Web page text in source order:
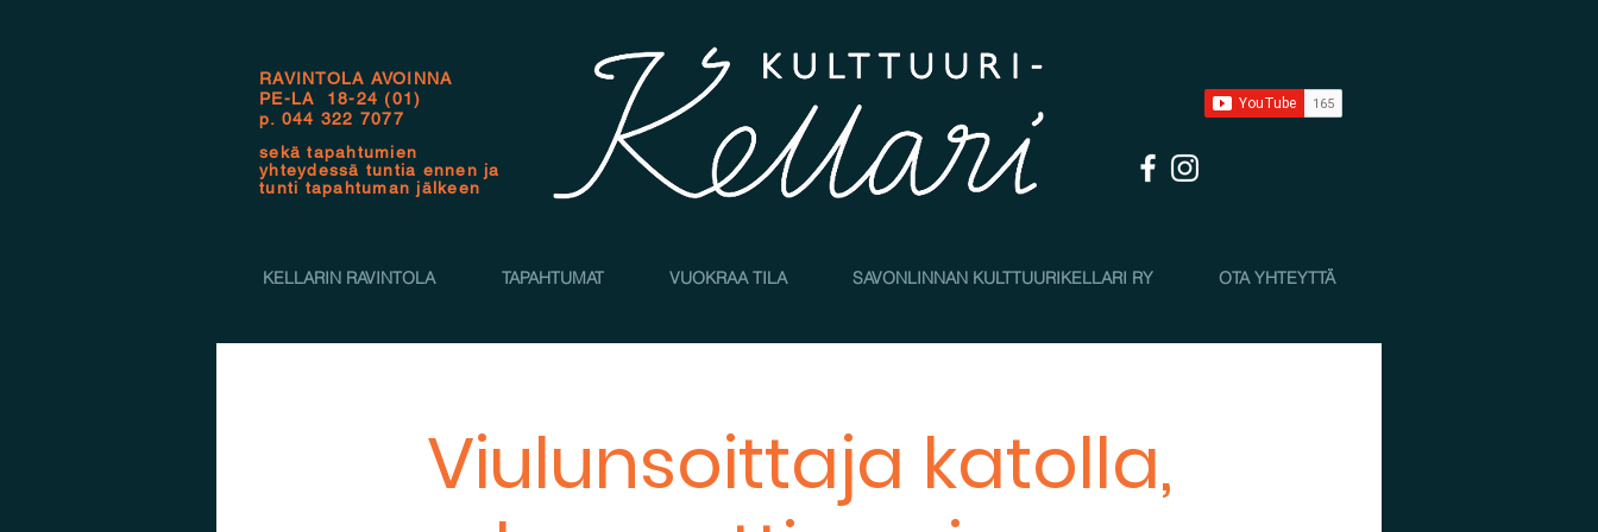
RAVINTOLA AVOINNA
PE-LA 18-24 (01)
p. 044 322 7077
sekä tapahtumien
yhteydessä tuntia ennen ja
tunti tapahtuman jälkeen
KELLARIN RAVINTOLA TAPAHTUMAT VUOKRAA TILA SAVONLINNAN KULTTUURIKELLARI RY OTA YHTEYTTÄ
Viulunsoittaja katolla,